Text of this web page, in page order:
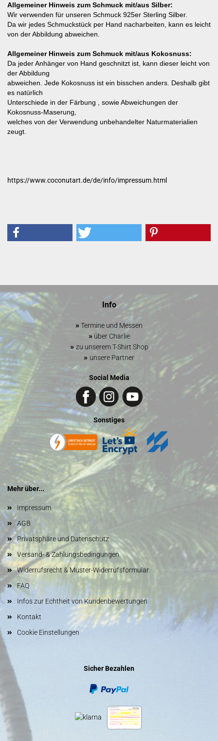
Allgemeiner Hinweis zum Schmuck mit/aus Silber:
Wir verwenden für unseren Schmuck 925er Sterling Silber.
Da wir jedes Schmuckstück per Hand nacharbeiten, kann es leicht
von der Abbildung abweichen.
Allgemeiner Hinweis zum Schmuck mit/aus Kokosnuss:
Da jeder Anhänger von Hand geschnitzt ist, kann dieser leicht von
der Abbildung
abweichen. Jede Kokosnuss ist ein bisschen anders. Deshalb gibt
es natürlich
Unterschiede in der Färbung , sowie Abweichungen der
Kokosnuss-Maserung,
welches von der Verwendung unbehandelter Naturmaterialien
zeugt.
https://www.coconutart.de/de/info/impressum.html
Info
»Termine und Messen
» über Charlie
» zu unserem T-Shirt Shop
» unsere Partner
Social Media
Sonstiges
Mehr über...
Impressum
AGB
Privatsphäre und Datenschutz
Versand- & Zahlungsbedingungen
Widerrufsrecht & Muster-Widerrufsformular
FAQ
Infos zur Echtheit von Kundenbewertungen
Kontakt
Cookie Einstellungen
Sicher Bezahlen